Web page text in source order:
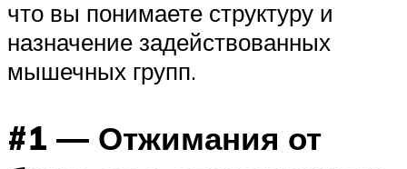
что вы понимаете структуру и
назначение задействованных
мышечных групп.
#1 — Отжимания от